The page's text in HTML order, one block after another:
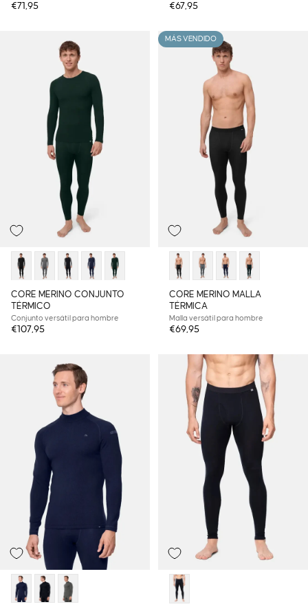
€71,95 €67,95
CORE MERINO CONJUNTO
TÉRMICO
Conjunto versátil para hombre
€107,95
MÁS VENDIDO
CORE MERINO MALLA
TÉRMICA
Malla versátil para hombre
€69,95